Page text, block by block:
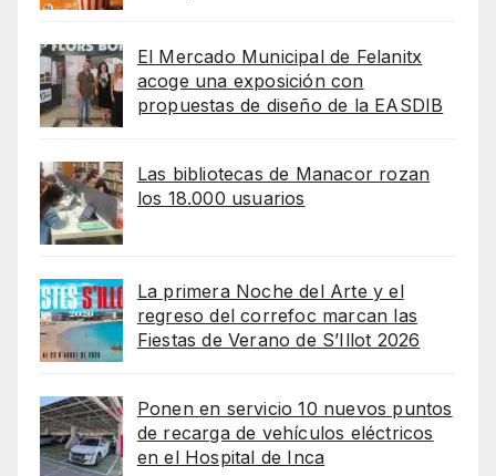
El Mercado Municipal de Felanitx
acoge una exposición con
propuestas de diseño de la EASDIB
Las bibliotecas de Manacor rozan
los 18.000 usuarios
La primera Noche del Arte y el
regreso del correfoc marcan las
Fiestas de Verano de S’Illot 2026
Ponen en servicio 10 nuevos puntos
de recarga de vehículos eléctricos
en el Hospital de Inca